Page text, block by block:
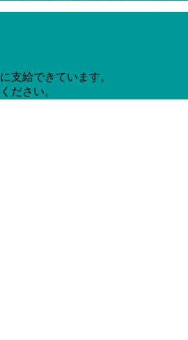
支給できています。
ださい。